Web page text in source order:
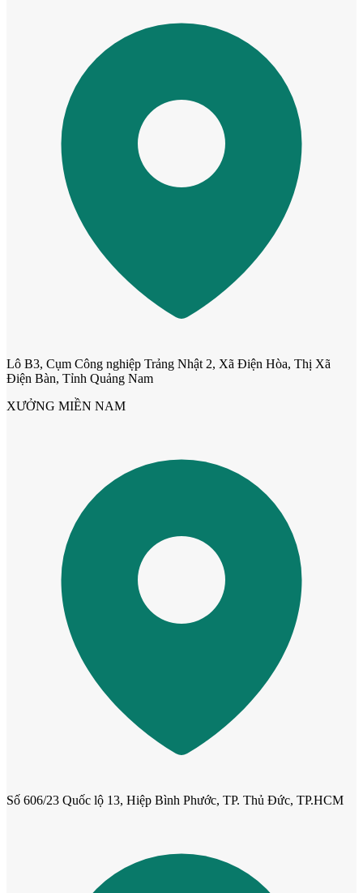
Cửa Nhựa Lõi Thép Upvc
Lô B3, Cụm Công nghiệp Trảng Nhật 2, Xã Điện Hòa, Thị Xã
Điện Bàn, Tỉnh Quảng Nam
XƯỞNG MIỀN NAM
Số 606/23 Quốc lộ 13, Hiệp Bình Phước, TP. Thủ Đức, TP.HCM